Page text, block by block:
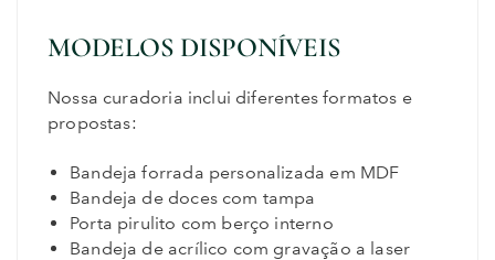
MODELOS DISPONÍVEIS
Nossa curadoria inclui diferentes formatos e
propostas:
Bandeja forrada personalizada em MDF
Bandeja de doces com tampa
Porta pirulito com berço interno
Bandeja de acrílico com gravação a laser